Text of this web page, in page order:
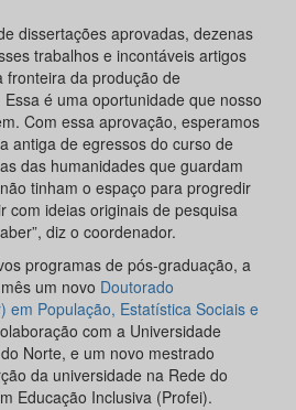
dissertações aprovadas, dezenas
trabalhos e incontáveis artigos
fronteira da produção de
é uma oportunidade que nosso
Com essa aprovação, esperamos
antiga de egressos do curso de
das humanidades que guardam
tinham o espaço para progredir
com ideias originais de pesquisa
diz o coordenador.
programas de pós-graduação, a
um novo Doutorado
em População, Estatística Sociais e
com a Universidade
Norte, e um novo mestrado
da universidade na Rede do
Educação Inclusiva (Profei).